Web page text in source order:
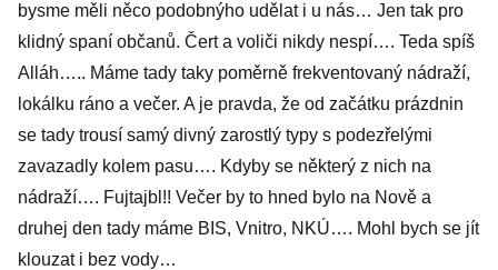
bysme měli něco podobnýho udělat i u nás… Jen tak pro
klidný spaní občanů. Čert a voliči nikdy nespí…. Teda spíš
Alláh….. Máme tady taky poměrně frekventovaný nádraží,
lokálku ráno a večer. A je pravda, že od začátku prázdnin
se tady trousí samý divný zarostlý typy s podezřelými
zavazadly kolem pasu…. Kdyby se některý z nich na
nádraží…. Fujtajbl!! Večer by to hned bylo na Nově a
druhej den tady máme BIS, Vnitro, NKÚ…. Mohl bych se jít
klouzat i bez vody…